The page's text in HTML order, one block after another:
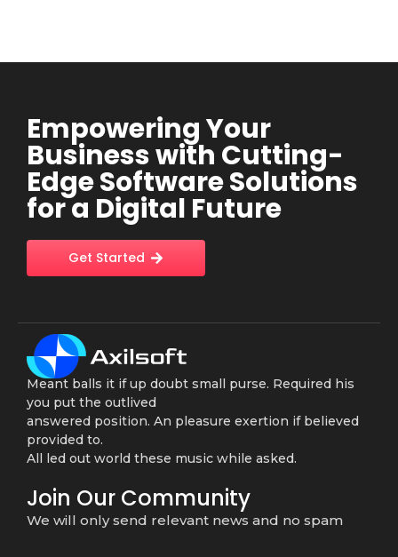
Empowering Your
Business with Cutting-
Edge Software Solutions
for a Digital Future
Get Started
Meant balls it if up doubt small purse. Required his
you put the outlived
answered position. An pleasure exertion if believed
provided to.
All led out world these music while asked.
Join Our Community
We will only send relevant news and no spam